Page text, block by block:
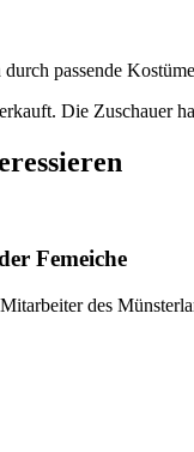
passende
Die Zuschauer
Femeiche
des